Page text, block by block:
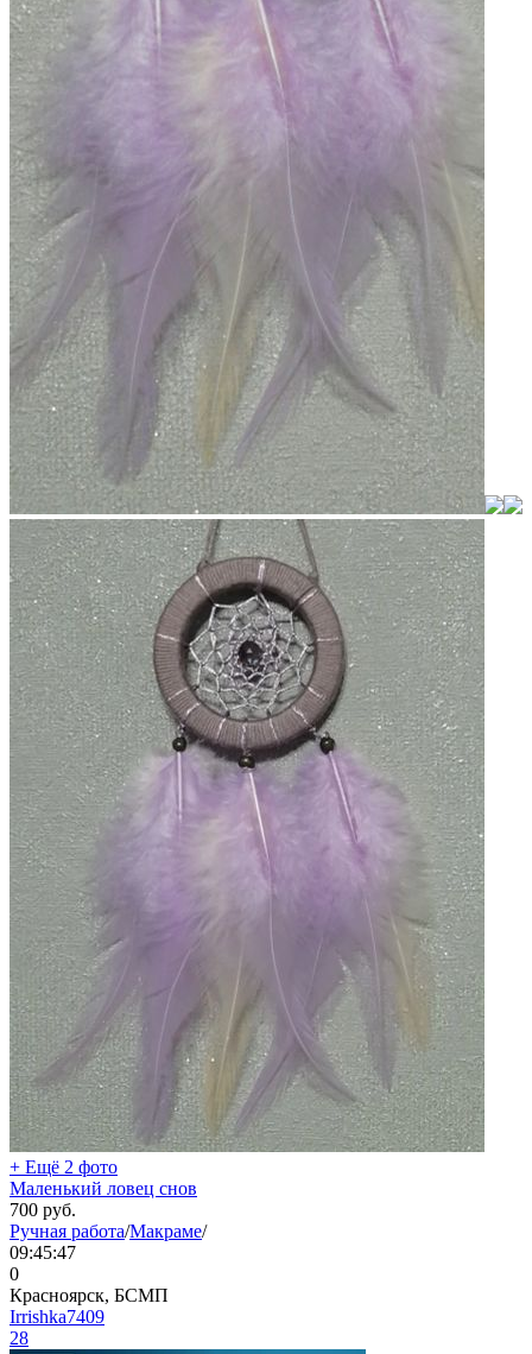
+ Ещё 2 фото
Маленький ловец снов
700 руб.
Ручная работа/Макраме/
09:45:47
0
Красноярск, БСМП
Irrishka7409
28